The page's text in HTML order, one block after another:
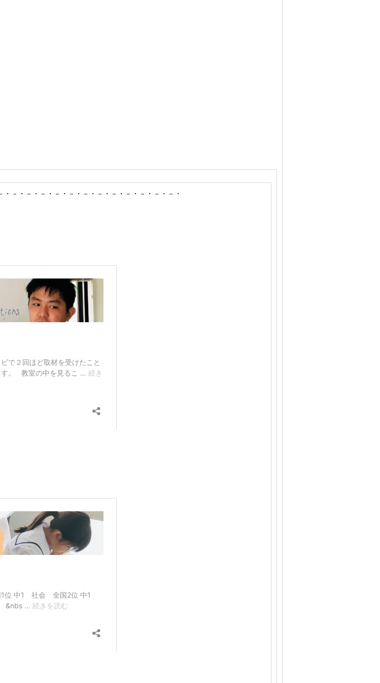
－・－・－・－・－・－・－・－・－・－・－・－・